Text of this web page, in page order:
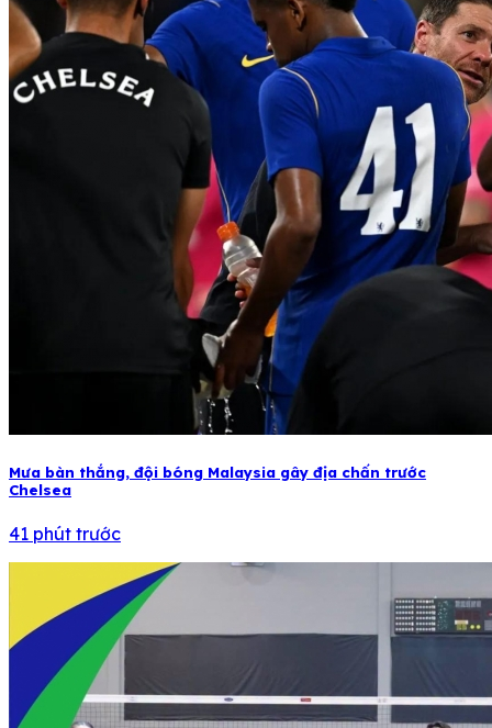
Mưa bàn thắng, đội bóng Malaysia gây địa chấn trước
Chelsea
41 phút trước